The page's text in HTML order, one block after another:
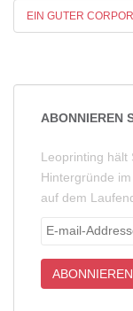
EIN GUTER
ABONNIEREN
Leoprinting hält
Hintergründe
auf dem